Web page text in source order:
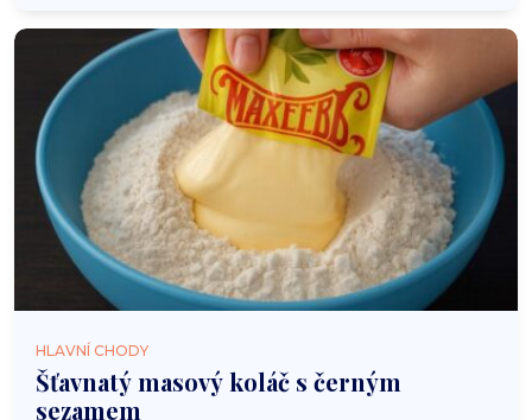
HLAVNÍ CHODY
Šťavnatý masový koláč s černým
sezamem